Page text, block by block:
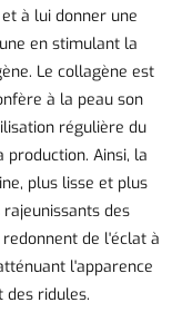
à lui donner une
en stimulant la
Le collagène est
à la peau son
régulière du
Ainsi, la
plus lisse et plus
des
de l'éclat à
l'apparence
des ridules.